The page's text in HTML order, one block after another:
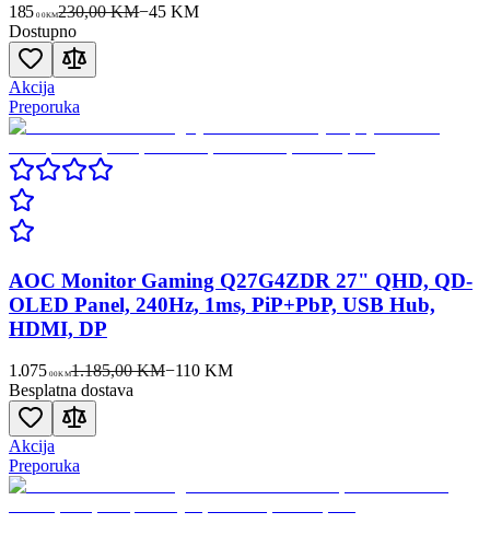
185 00KM230,00 KM−45 KM
Dostupno
Akcija
Preporuka
AOC Monitor Gaming Q27G4ZDR 27" QHD, QD-
OLED Panel, 240Hz, 1ms, PiP+PbP, USB Hub,
HDMI, DP
1.075 00KM1.185,00 KM−110KM
Besplatna dostava
Akcija
Preporuka